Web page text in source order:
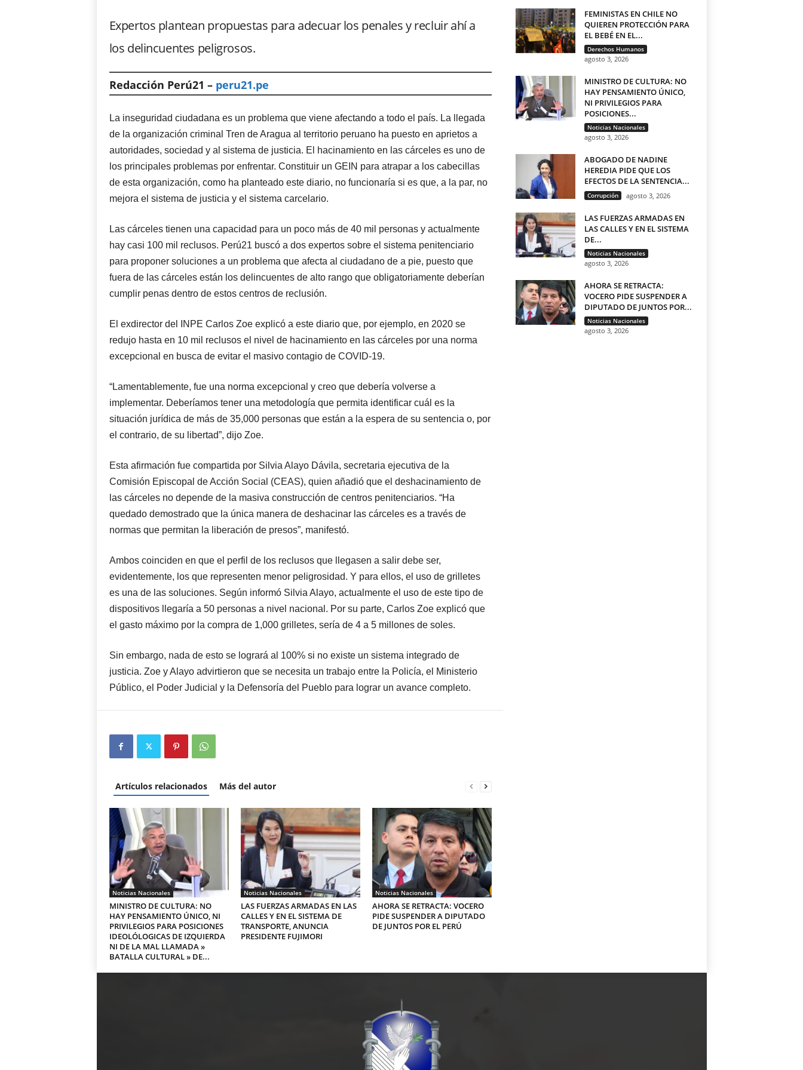
Expertos plantean propuestas para adecuar los penales y recluir ahí a
los delincuentes peligrosos.
Redacción Perú21 – peru21.pe
La inseguridad ciudadana es un problema que viene afectando a todo el país. La llegada
de la organización criminal Tren de Aragua al territorio peruano ha puesto en aprietos a
autoridades, sociedad y al sistema de justicia. El hacinamiento en las cárceles es uno de
los principales problemas por enfrentar. Constituir un GEIN para atrapar a los cabecillas
de esta organización, como ha planteado este diario, no funcionaría si es que, a la par, no
mejora el sistema de justicia y el sistema carcelario.
Las cárceles tienen una capacidad para un poco más de 40 mil personas y actualmente
hay casi 100 mil reclusos. Perú21 buscó a dos expertos sobre el sistema penitenciario
para proponer soluciones a un problema que afecta al ciudadano de a pie, puesto que
fuera de las cárceles están los delincuentes de alto rango que obligatoriamente deberían
cumplir penas dentro de estos centros de reclusión.
El exdirector del INPE Carlos Zoe explicó a este diario que, por ejemplo, en 2020 se
redujo hasta en 10 mil reclusos el nivel de hacinamiento en las cárceles por una norma
excepcional en busca de evitar el masivo contagio de COVID-19.
“Lamentablemente, fue una norma excepcional y creo que debería volverse a
implementar. Deberíamos tener una metodología que permita identificar cuál es la
situación jurídica de más de 35,000 personas que están a la espera de su sentencia o, por
el contrario, de su libertad”, dijo Zoe.
Esta afirmación fue compartida por Silvia Alayo Dávila, secretaria ejecutiva de la
Comisión Episcopal de Acción Social (CEAS), quien añadió que el deshacinamiento de
las cárceles no depende de la masiva construcción de centros penitenciarios. “Ha
quedado demostrado que la única manera de deshacinar las cárceles es a través de
normas que permitan la liberación de presos”, manifestó.
Ambos coinciden en que el perfil de los reclusos que llegasen a salir debe ser,
evidentemente, los que representen menor peligrosidad. Y para ellos, el uso de grilletes
es una de las soluciones. Según informó Silvia Alayo, actualmente el uso de este tipo de
dispositivos llegaría a 50 personas a nivel nacional. Por su parte, Carlos Zoe explicó que
el gasto máximo por la compra de 1,000 grilletes, sería de 4 a 5 millones de soles.
Sin embargo, nada de esto se logrará al 100% si no existe un sistema integrado de
justicia. Zoe y Alayo advirtieron que se necesita un trabajo entre la Policía, el Ministerio
Público, el Poder Judicial y la Defensoría del Pueblo para lograr un avance completo.
Artículos relacionados Más del autor
Noticias Nacionales
MINISTRO DE CULTURA: NO
HAY PENSAMIENTO ÚNICO, NI
PRIVILEGIOS PARA POSICIONES
IDEOLÓLOGICAS DE IZQUIERDA
NI DE LA MAL LLAMADA »
BATALLA CULTURAL » DE...
Noticias Nacionales
LAS FUERZAS ARMADAS EN LAS
CALLES Y EN EL SISTEMA DE
TRANSPORTE, ANUNCIA
PRESIDENTE FUJIMORI
Noticias Nacionales
AHORA SE RETRACTA: VOCERO
PIDE SUSPENDER A DIPUTADO
DE JUNTOS POR EL PERÚ
FEMINISTAS EN CHILE NO
QUIEREN PROTECCIÓN PARA
EL BEBÉ EN EL...
Derechos Humanos
agosto 3, 2026
MINISTRO DE CULTURA: NO
HAY PENSAMIENTO ÚNICO,
NI PRIVILEGIOS PARA
POSICIONES...
Noticias Nacionales
agosto 3, 2026
ABOGADO DE NADINE
HEREDIA PIDE QUE LOS
EFECTOS DE LA SENTENCIA...
Corrupción agosto 3, 2026
LAS FUERZAS ARMADAS EN
LAS CALLES Y EN EL SISTEMA
DE...
Noticias Nacionales
agosto 3, 2026
AHORA SE RETRACTA:
VOCERO PIDE SUSPENDER A
DIPUTADO DE JUNTOS POR...
Noticias Nacionales
agosto 3, 2026